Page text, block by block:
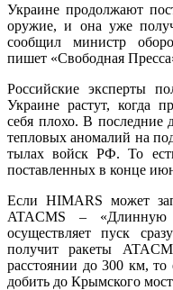
Украине продолжают
оружие, и она уже
сообщил министр
пишет «Свободная
Российские эксперты
Украине растут, когда
себя плохо. В последние
тепловых аномалий на
тылах войск РФ. То
поставленных в конце
Если HIMARS может
ATACMS –
осуществляет пуск
получит ракеты
расстоянии до 300 км, то
добить до Крымского